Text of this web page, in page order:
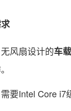
风扇设计的车
要Intel Core i7